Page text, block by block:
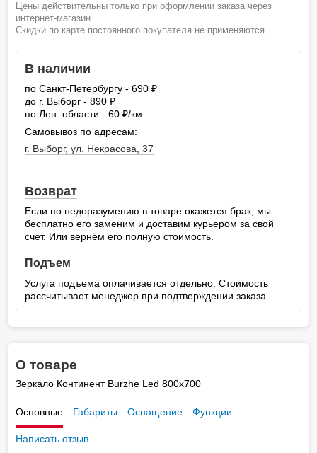
Цены действительны только при оформлении заказа через
интернет-магазин.
Скидки по карте постоянного покупателя не применяются.
В наличии
по Санкт-Петербургу - 690
до г. Выборг - 890
по Лен. области - 60
руб.
/км
Самовывоз по адресам:
г. Выборг, ул. Некрасова, 37
Возврат
Если по недоразумению в товаре окажется брак, мы
бесплатно его заменим и доставим курьером за свой
счет. Или вернём его полную стоимость.
Подъем
Услуга подъема оплачивается отдельно. Стоимость
рассчитывает менеджер при подтверждении заказа.
О товаре
Зеркало Континент Burzhe Led 800х700
Основные Габариты Оснащение Функции
Написать отзыв